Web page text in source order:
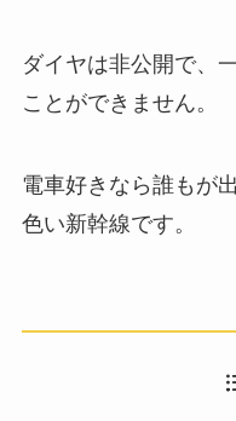
ダイヤは非公開で、
ことができません。
電車好きなら誰もが
色い新幹線です。